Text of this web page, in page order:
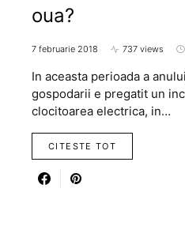
oua?
7 februarie 2018 737 views
In aceasta perioada a
gospodarii e pregatit un
clocitoarea electrica, in…
CITESTE TOT